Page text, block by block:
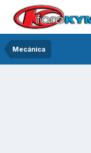
Mecánica